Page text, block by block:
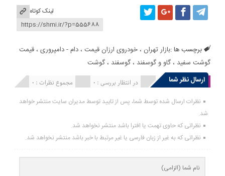
لینک کوتاه
برچسب ها :بازار تهران ،خودروی ارزان قیمت ،دام - دامپروری ،قیمت
گوشت سفید ،گاو و گوسفند ،گوسفند ،گوشت
ارسال نظر شما
مجموع نظرات : 0 در انتظار بررسی : 0 انتشار یافته : 0
نظرات ارسال شده توسط شما، پس از تایید توسط مدیران سایت منتشر خواهد
شد.
نظراتی که حاوی تهمت یا افترا باشد منتشر نخواهد شد.
نظراتی که به غیر از زبان فارسی یا غیر مرتبط با خبر باشد منتشر نخواهد شد.